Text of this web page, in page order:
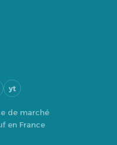
yt
de marché
en France